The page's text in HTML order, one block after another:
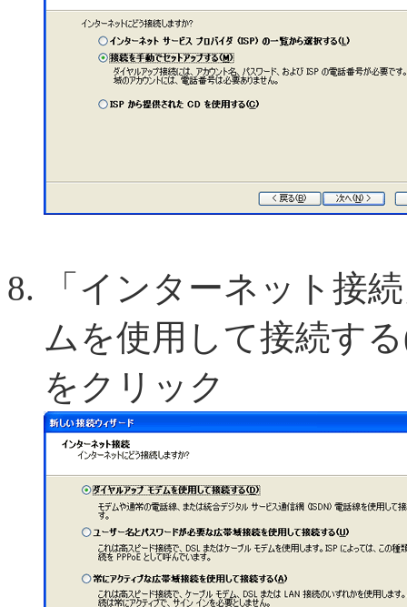
「インターネット接
ムを使用して接続す
をクリック